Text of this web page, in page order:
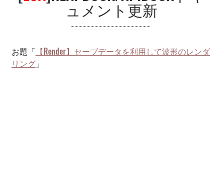
ュメント更新
お題「 【Render】セーブデータを利用して波形のレンダ
リング 」